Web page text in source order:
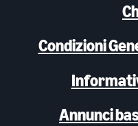
Condizioni
Annunci